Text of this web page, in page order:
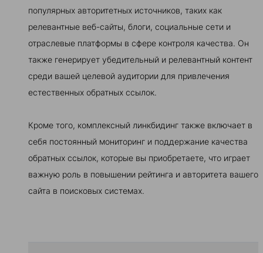
популярных авторитетных источников, таких как
релевантные веб-сайты, блоги, социальные сети и
отраслевые платформы в сфере контроля качества. Он
также генерирует убедительный и релевантный контент
среди вашей целевой аудитории для привлечения
естественных обратных ссылок.
Кроме того, комплексный линкбидинг также включает в
себя постоянный мониторинг и поддержание качества
обратных ссылок, которые вы приобретаете, что играет
важную роль в повышении рейтинга и авторитета вашего
сайта в поисковых системах.